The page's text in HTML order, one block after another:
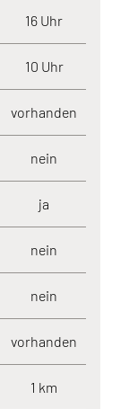
16 Uhr
10 Uhr
vorhanden
nein
ja
nein
nein
vorhanden
1 km